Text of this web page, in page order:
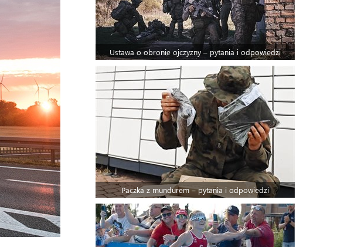
Ustawa o obronie ojczyzny – pytania i odpowiedzi
Paczka z mundurem – pytania i odpowiedzi